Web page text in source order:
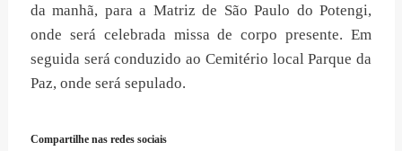
da manhã, para a Matriz de São Paulo do Potengi,
onde será celebrada missa de corpo presente. Em
seguida será conduzido ao Cemitério local Parque da
Paz, onde será sepulado.
Compartilhe nas redes sociais